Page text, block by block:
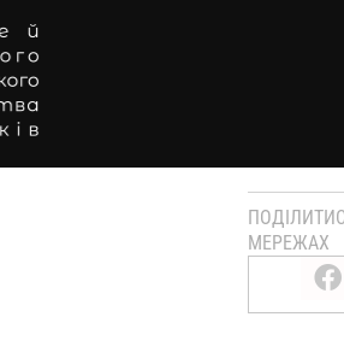
МЕРЕЖАХ